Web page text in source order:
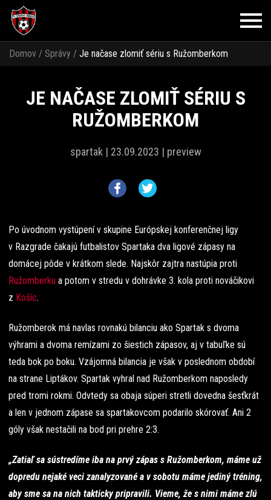
Domov / Správy / Je načase zlomiť sériu s Ružomberkom
JE NAČASE ZLOMIŤ SÉRIU S
RUŽOMBERKOM
spartak | 23.09.2023 | preview
Po úvodnom vystúpení v skupine Európskej konferenčnej ligy
v Razgrade čakajú futbalistov Spartaka dva ligové zápasy na
domácej pôde v krátkom slede. Najskôr zajtra nastúpia proti
Ružomberku a potom v stredu v dohrávke 3. kola proti nováčikovi
z Košíc.
Ružomberok má navlas rovnakú bilanciu ako Spartak s dvoma
výhrami a dvoma remízami zo šiestich zápasov, aj v tabuľke sú
teda bok po boku. Vzájomná bilancia je však v poslednom období
na strane Liptákov. Spartak vyhral nad Ružomberkom naposledy
pred tromi rokmi. Odvtedy sa obaja súperi stretli dovedna šesťkrát
a len v jednom zápase sa spartakovcom podarilo skórovať. Ani 2
góly však nestačili na bod pri prehre 2:3.
„Zatiaľ sa sústredíme iba na prvý zápas s Ružomberkom, máme už
dopredu nejaké veci zanalyzované a v sobotu máme jediný tréning,
aby sme sa na nich takticky pripravili. Vieme, že s nimi máme zlú